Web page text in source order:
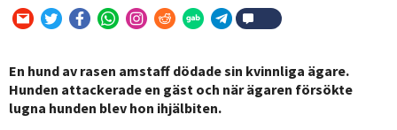
En hund av rasen amstaff dödade sin kvinnliga ägare.
Hunden attackerade en gäst och när ägaren försökte
lugna hunden blev hon ihjälbiten.